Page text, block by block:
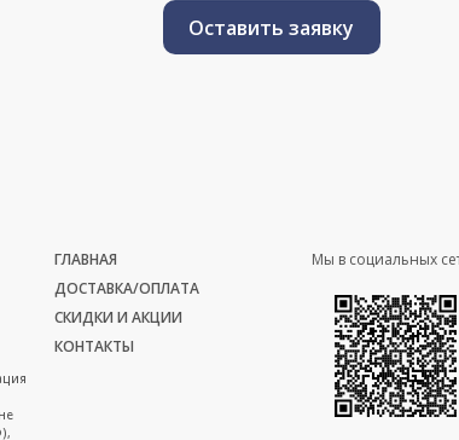
Оставить заявку
ГЛАВНАЯ
ДОСТАВКА/ОПЛАТА
СКИДКИ И АКЦИИ
КОНТАКТЫ
Мы в социальных